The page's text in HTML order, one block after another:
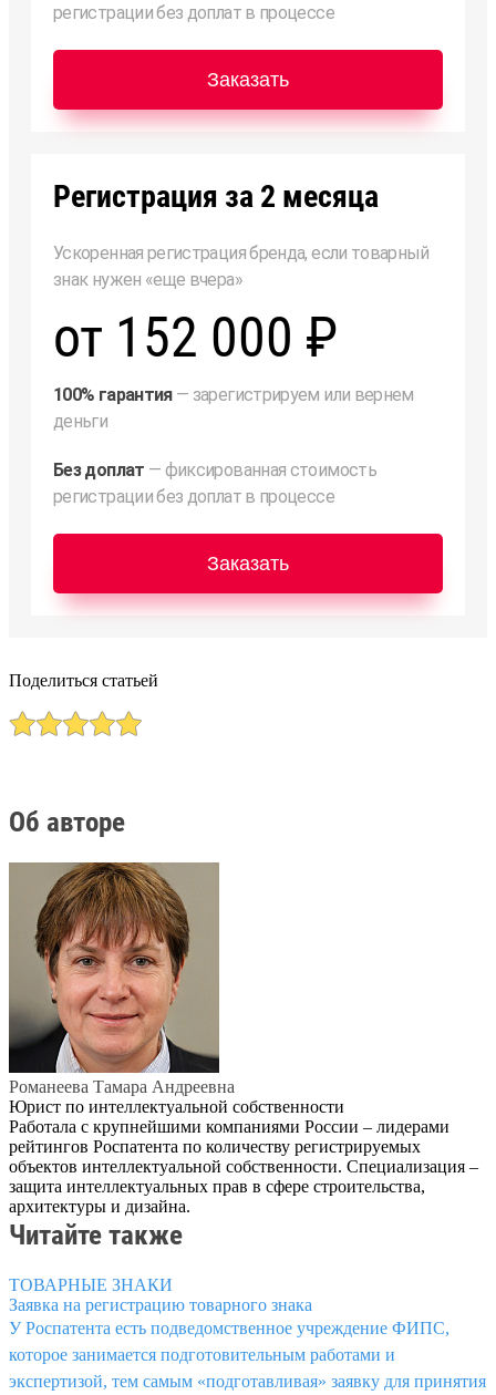
регистрации без доплат в процессе
Заказать
Регистрация за 2 месяца
Ускоренная регистрация бренда, если товарный
знак нужен «еще вчера»
от 152 000 ₽
100% гарантия— зарегистрируем или вернем
деньги
Без доплат — фиксированная стоимость
регистрации без доплат в процессе
Заказать
Поделиться статьей
Об авторе
Романеева Тамара Андреевна
Юрист по интеллектуальной собственности
Работала с крупнейшими компаниями России – лидерами
рейтингов Роспатента по количеству регистрируемых
объектов интеллектуальной собственности. Специализация –
защита интеллектуальных прав в сфере строительства,
архитектуры и дизайна.
Читайте также
ТОВАРНЫЕ ЗНАКИ
Заявка на регистрацию товарного знака
У Роспатента есть подведомственное учреждение ФИПС,
которое занимается подготовительным работами и
экспертизой, тем самым «подготавливая» заявку для принятия